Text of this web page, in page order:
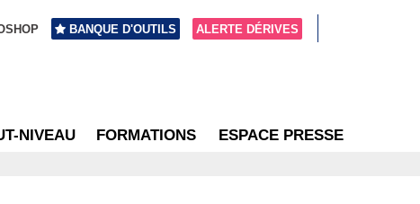
BANQUE D'OUTILS ALERTE DÉRIVES
NIVEAU FORMATIONS ESPACE PRESSE